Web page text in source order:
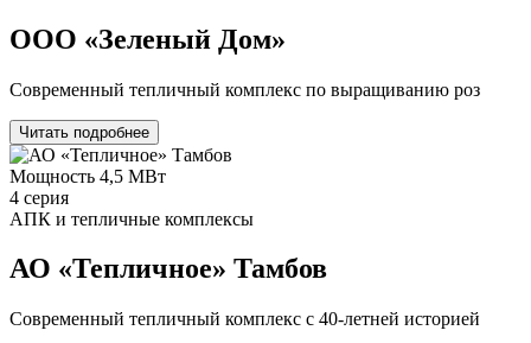
ООО «Зеленый Дом»
Современный тепличный комплекс по выращиванию роз
Читать подробнее
Мощность 4,5 МВт
4 серия
АПК и тепличные комплексы
АО «Тепличное» Тамбов
Современный тепличный комплекс с 40-летней историей